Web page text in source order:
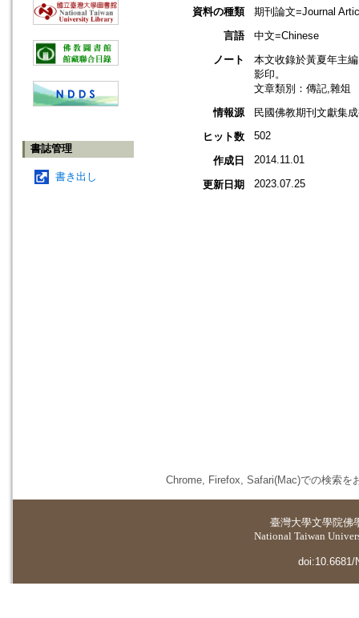
書誌管理
書き出し
資料の種類
期刊論文=Journal
言語
中文=Chinese
ノート
本文收錄於黃夏年主
影印。
文章類別：傳記,雜俎
情報源
民國佛教期刊文獻集
ヒット数
502
作成日 2014.11.01
更新日期 2023.07.25
Chrome, Firefox, Safari(Mac)での検索を
臺灣大學文學院佛
National Taiwan
doi:10.6681/